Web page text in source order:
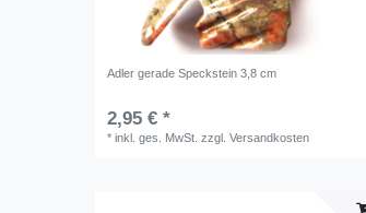
Adler gerade Speckstein 3,8 cm
2,95 € *
*inkl. ges. MwSt. zzgl.Versandkosten